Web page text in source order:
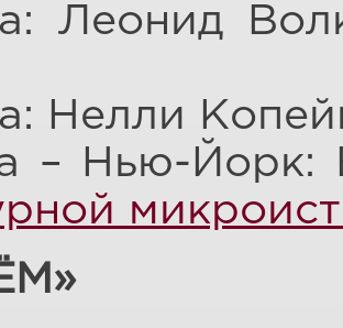
Леонид
Нелли
– Нью-